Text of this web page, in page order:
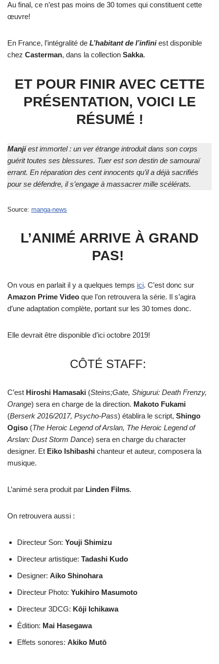
Au final, ce n’est pas moins de 30 tomes qui constituent cette
œuvre!
En France, l’intégralité de L’habitant de l’infiniest disponible
chez Casterman, dans la collection Sakka.
ET POUR FINIR AVEC CETTE
PRÉSENTATION, VOICI LE
RÉSUMÉ !
Manjiest immortel : un ver étrange introduit dans son corps
guérit toutes ses blessures. Tuer est son destin de samouraï
errant. En réparation des cent innocents qu’il a déjà sacrifiés
pour se défendre, il s’engage à massacrer mille scélérats.
Source: manga-news
L’ANIMÉ ARRIVE À GRAND
PAS!
On vous en parlait il y a quelques temps ici. C’est donc sur
Amazon Prime Video que l’on retrouvera la série. Il s’agira
d’une adaptation complète, portant sur les 30 tomes donc.
Elle devrait être disponible d’ici octobre 2019!
CÔTÉ STAFF:
C’est Hiroshi Hamasaki (Steins;Gate, Shigurui: Death Frenzy,
Orange) sera en charge de la direction. Makoto Fukami
(Berserk 2016/2017, Psycho-Pass) établira le script, Shingo
Ogiso (The Heroic Legend of Arslan, The Heroic Legend of
Arslan: Dust Storm Dance) sera en charge du character
designer. Et Eiko Ishibashi chanteur et auteur, composera la
musique.
L’animé sera produit par Linden Films.
On retrouvera aussi :
Directeur Son: Youji Shimizu
Directeur artistique: Tadashi Kudo
Designer: Aiko Shinohara
Directeur Photo: Yukihiro Masumoto
Directeur 3DCG: Kōji Ichikawa
Édition: Mai Hasegawa
Effets sonores: Akiko Mutō